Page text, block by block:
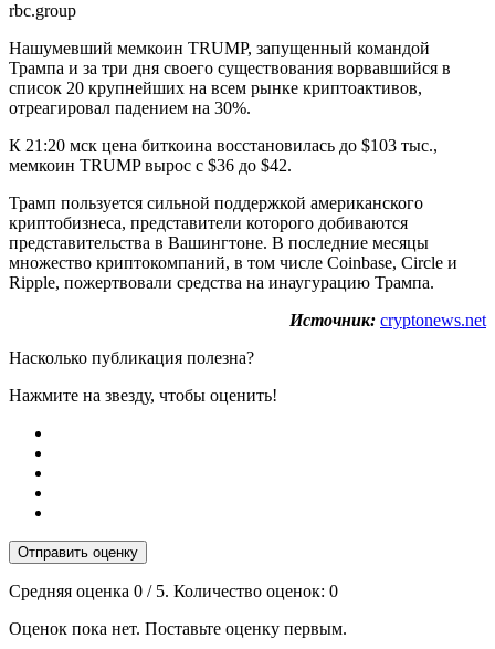
rbc.group
Нашумевший мемкоин TRUMP, запущенный командой
Трампа и за три дня своего существования ворвавшийся в
список 20 крупнейших на всем рынке криптоактивов,
отреагировал падением на 30%.
К 21:20 мск цена биткоина восстановилась до $103 тыс.,
мемкоин TRUMP вырос с $36 до $42.
Трамп пользуется сильной поддержкой американского
криптобизнеса, представители которого добиваются
представительства в Вашингтоне. В последние месяцы
множество криптокомпаний, в том числе Coinbase, Circle и
Ripple, пожертвовали средства на инаугурацию Трампа.
Источник: cryptonews.net
Насколько публикация полезна?
Нажмите на звезду, чтобы оценить!
Отправить оценку
Средняя оценка 0 / 5. Количество оценок: 0
Оценок пока нет. Поставьте оценку первым.